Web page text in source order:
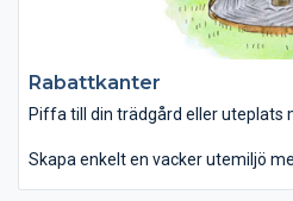
Rabattkanter
Piffa till din trädgård eller uteplats
Skapa enkelt en vacker utemiljö